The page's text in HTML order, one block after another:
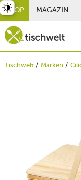
SHOP MAGAZIN
Tischwelt Marken
umschalten